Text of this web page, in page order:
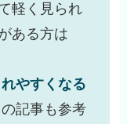
軽く見られ
ある方は
やすくなる
記事も参考